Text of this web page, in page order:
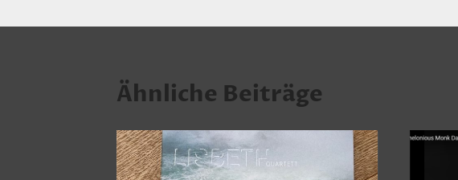
Ähnliche Beiträge